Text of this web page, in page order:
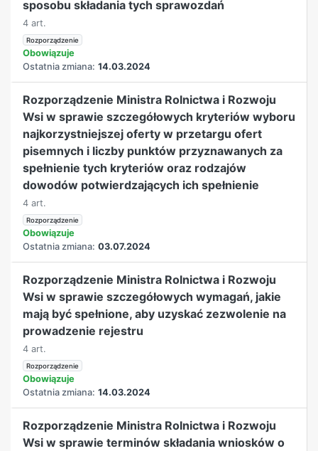
sposobu składania tych sprawozdań
4 art.
Rozporządzenie
Obowiązuje
Ostatnia zmiana: 14.03.2024
Rozporządzenie Ministra Rolnictwa i Rozwoju
Wsi w sprawie szczegółowych kryteriów wyboru
najkorzystniejszej oferty w przetargu ofert
pisemnych i liczby punktów przyznawanych za
spełnienie tych kryteriów oraz rodzajów
dowodów potwierdzających ich spełnienie
4 art.
Rozporządzenie
Obowiązuje
Ostatnia zmiana: 03.07.2024
Rozporządzenie Ministra Rolnictwa i Rozwoju
Wsi w sprawie szczegółowych wymagań, jakie
mają być spełnione, aby uzyskać zezwolenie na
prowadzenie rejestru
4 art.
Rozporządzenie
Obowiązuje
Ostatnia zmiana: 14.03.2024
Rozporządzenie Ministra Rolnictwa i Rozwoju
Wsi w sprawie terminów składania wniosków o